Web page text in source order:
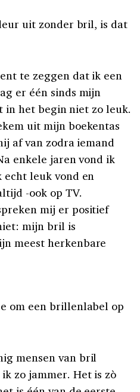
uit zonder bril, is dat
te zeggen dat ik een
er één sinds mijn
het begin niet zo leuk.
uit mijn boekentas
af van zodra iemand
enkele jaren vond ik
leuk vond en
-ook op TV.
mij er positief
mijn bril is
meest herkenbare
om een brillenlabel op
mensen van bril
zo jammer. Het is zò